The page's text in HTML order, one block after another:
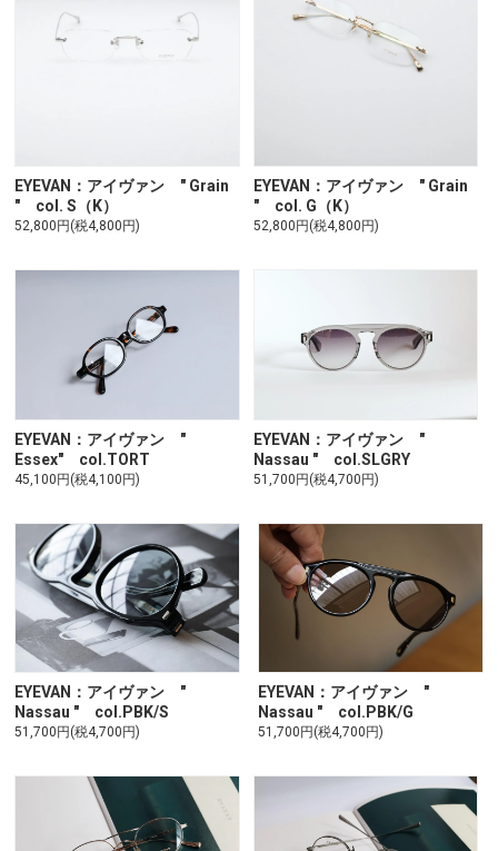
EYEVAN：アイヴァン " Grain
" col. S（K）
52,800円(税4,800円)
EYEVAN：アイヴァン " Grain
" col. G（K）
52,800円(税4,800円)
EYEVAN：アイヴァン "
Essex" col.TORT
45,100円(税4,100円)
EYEVAN：アイヴァン "
Nassau " col.SLGRY
51,700円(税4,700円)
EYEVAN：アイヴァン "
Nassau " col.PBK/S
51,700円(税4,700円)
EYEVAN：アイヴァン "
Nassau " col.PBK/G
51,700円(税4,700円)